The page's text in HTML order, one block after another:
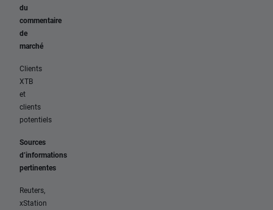
du
commentaire
de
marché
Clients
XTB
et
clients
potentiels
Sources
d’informations
pertinentes
Reuters,
xStation